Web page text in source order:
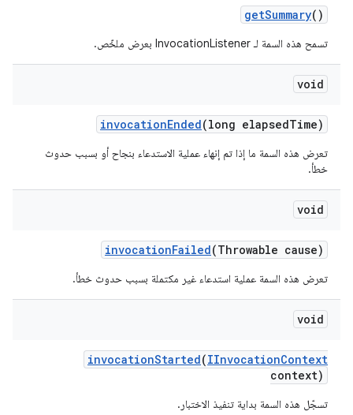
getSummary()
تسمح هذه السمة لـ InvocationListener بعرض ملخّص.
void
invocationEnded(long elapsedTime)
تعرض هذه السمة ما إذا تم إنهاء عملية الاستدعاء بنجاح أو بسبب حدوث
خطأ.
void
invocationFailed(Throwable cause)
تعرض هذه السمة عملية استدعاء غير مكتملة بسبب حدوث خطأ.
void
invocationStarted(IInvocationContext
context)
تسجّل هذه السمة بداية تنفيذ الاختبار.